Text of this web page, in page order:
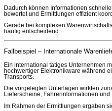
Dadurch können Informationen
bewertet und Ermittlungen effizient
Gerade bei komplexen
häufig entscheidend.
Fallbeispiel – Internationale
Ein international tätiges Unternehmen
hochwertiger Elektronikware während
Transports.
Die vorgelegten Unterlagen wirkten
Lieferscheine, Fahrerinformationen
Im Rahmen der Ermittlungen ergaben